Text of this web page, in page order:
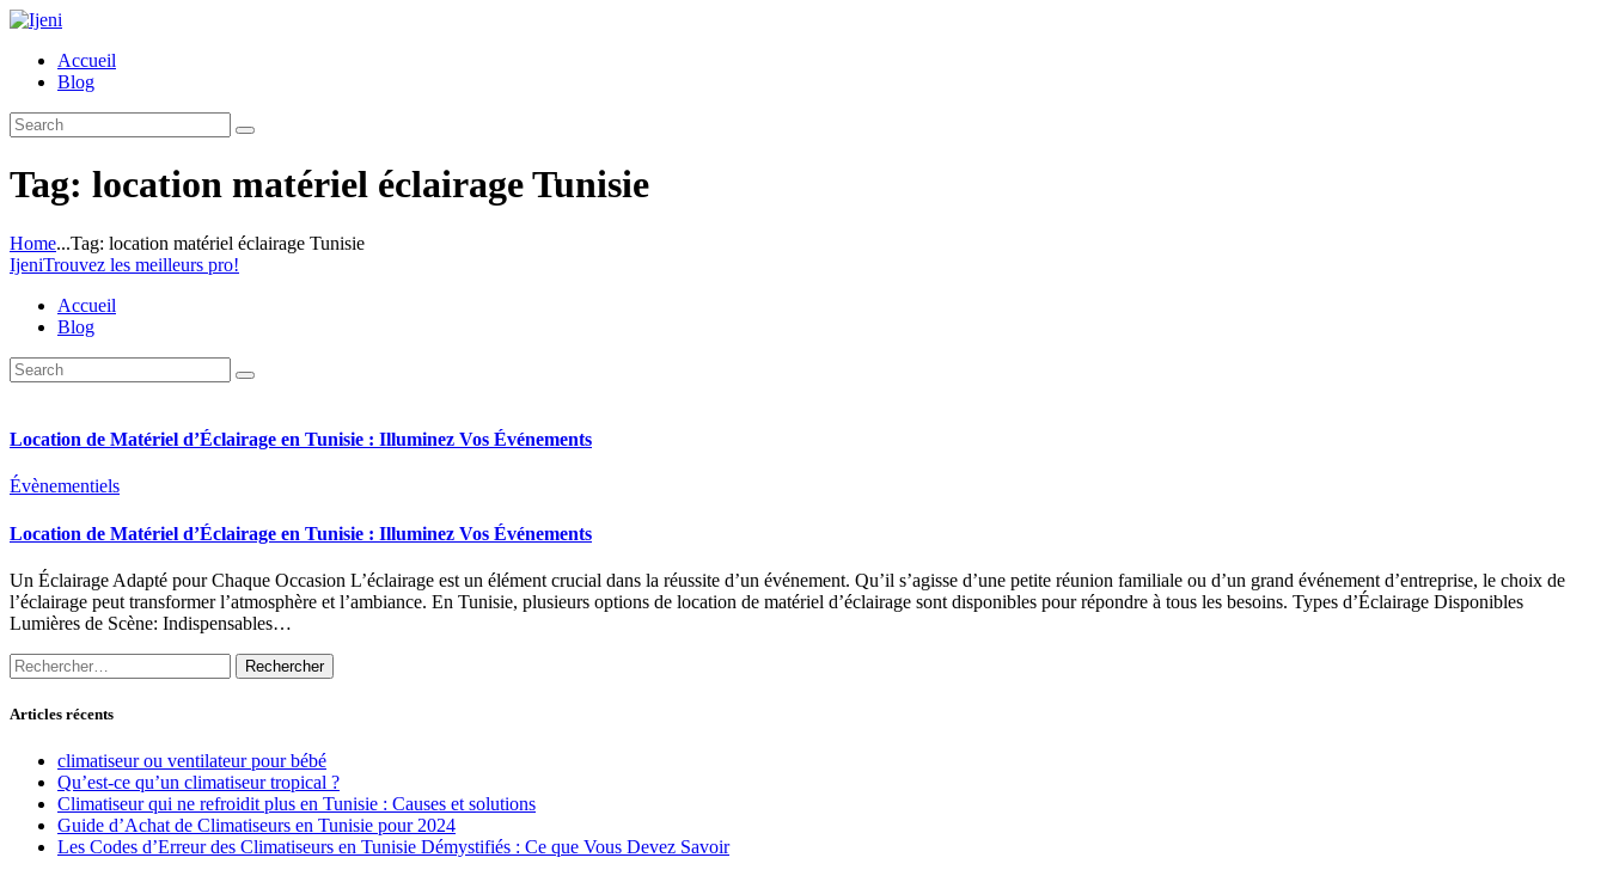
Accueil
Blog
Tag: location matériel éclairage Tunisie
Home...Tag: location matériel éclairage Tunisie
IjeniTrouvez les meilleurs pro!
Accueil
Blog
Location de Matériel d’Éclairage en Tunisie : Illuminez Vos Événements
Évènementiels
Location de Matériel d’Éclairage en Tunisie : Illuminez Vos Événements
Un Éclairage Adapté pour Chaque Occasion L’éclairage est un élément crucial dans la réussite d’un événement. Qu’il s’agisse d’une petite réunion familiale ou d’un grand événement d’entreprise, le choix de
l’éclairage peut transformer l’atmosphère et l’ambiance. En Tunisie, plusieurs options de location de matériel d’éclairage sont disponibles pour répondre à tous les besoins. Types d’Éclairage Disponibles
Lumières de Scène: Indispensables…
Rechercher :
Articles récents
climatiseur ou ventilateur pour bébé
Qu’est-ce qu’un climatiseur tropical ?
Climatiseur qui ne refroidit plus en Tunisie : Causes et solutions
Guide d’Achat de Climatiseurs en Tunisie pour 2024
Les Codes d’Erreur des Climatiseurs en Tunisie Démystifiés : Ce que Vous Devez Savoir